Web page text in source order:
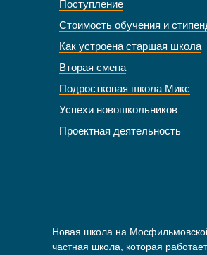
Новая школа на
частная школа, которая
Поступление
Стоимость обучения и
Как устроена старшая школа
Вторая смена
Подростковая школа Микс
Успехи новошкольников
Проектная деятельность